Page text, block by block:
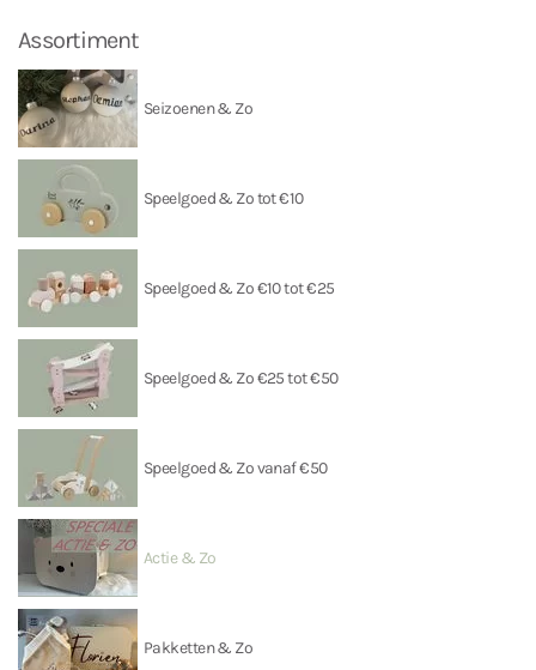
Assortiment
Seizoenen & Zo
Speelgoed & Zo tot €10
Speelgoed & Zo €10 tot €25
Speelgoed & Zo €25 tot €50
Speelgoed & Zo vanaf €50
Actie & Zo
Pakketten & Zo